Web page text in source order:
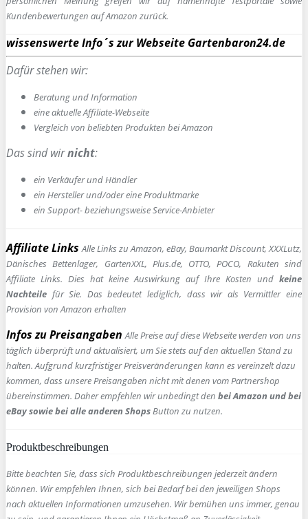
Kundenbewertungen auf Amazon zurück.
wissenswerte Info´s zur Webseite Gartenbaron24.de
Dafür stehen wir:
Beratung und Information
eine aktuelle Affiliate-Webseite
Vergleich von beliebten Produkten bei Amazon
Das sind wirnicht:
ein Verkäufer und Händler
ein Hersteller und/oder eine Produktmarke
ein Support- beziehungsweise Service-Anbieter
Affiliate Links Alle Links zu Amazon, eBay, Baumarkt Discount, XXXLutz,
Dänisches Bettenlager, GartenXXL, Plus.de, OTTO, POCO, Rakuten sind
Affiliate Links. Dies hat keine Auswirkung auf Ihre Kosten und keine
Nachteile für Sie. Das bedeutet lediglich, dass wir als Vermittler eine
Provision von Amazon erhalten
Infos zu Preisangaben Alle Preise auf diese Webseite werden von uns
täglich überprüft und aktualisiert, um Sie stets auf den aktuellen Stand zu
halten. Aufgrund kurzfristiger Preisveränderungen kann es vereinzelt dazu
kommen, dass unsere Preisangaben nicht mit denen vom Partnershop
übereinstimmen. Daher empfehlen wir unbedingt den bei Amazon und bei
eBay sowie bei alle anderen ShopsButton zu nutzen.
Produktbeschreibungen
Bitte beachten Sie, dass sich Produktbeschreibungen jederzeit ändern
können. Wir empfehlen Ihnen, sich bei Bedarf bei den jeweiligen Shops
nach aktuellen Informationen umzusehen. Wir bemühen uns immer, genau